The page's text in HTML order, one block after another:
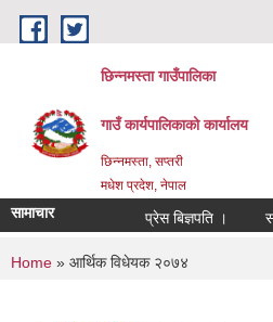
Skip to main content
छिन्नमस्ता गाउँपालिका
गाउँ कार्यपालिकाको कार्यालय
छिन्नमस्ता, सप्तरी
मधेश प्रदेश, नेपाल
सामाचार प्रेस बिज्ञपति ।
You are here
Home » आर्थिक विधेयक २०७४